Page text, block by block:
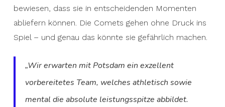
bewiesen, dass sie in entscheidenden Momenten
abliefern können. Die Comets gehen ohne Druck ins
Spiel – und genau das könnte sie gefährlich machen.
„Wir erwarten mit Potsdam ein exzellent
vorbereitetes Team, welches athletisch sowie
mental die absolute leistungsspitze abbildet.